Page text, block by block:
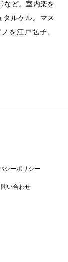
など。室内楽を
タルケル。マス
を江戸弘子、
シーポリシー
問い合わせ